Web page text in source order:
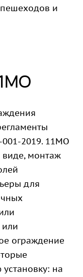
пешеходов и
001-2019. 11МО
виде, монтаж
для
ограждение
на